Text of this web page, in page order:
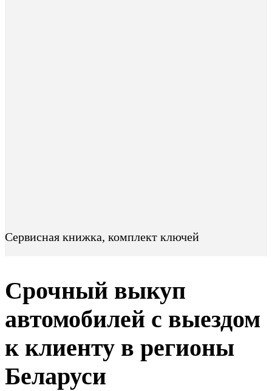
Сервисная книжка, комплект ключей
Срочный выкуп
автомобилей с выездом
к клиенту в регионы
Беларуси